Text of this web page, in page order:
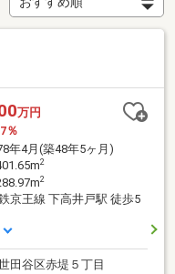
万円
％
年4月(築48年5ヶ月)
2
2
京王線 下高井戸駅 徒歩5
田谷区赤堤５丁目